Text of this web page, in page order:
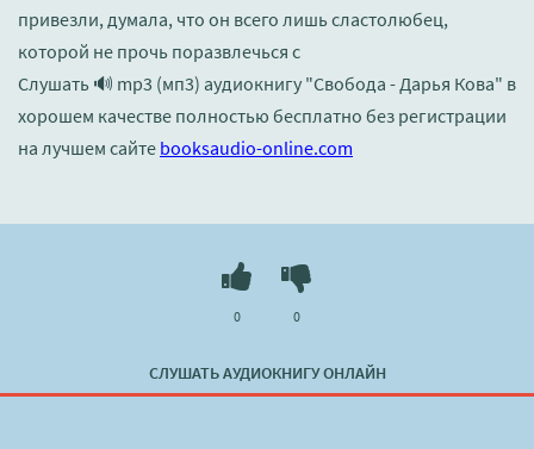
привезли, думала, что он всего лишь сластолюбец,
которой не прочь поразвлечься с
Слушать 🔊 mp3 (мп3) аудиокнигу "Свобода - Дарья Кова" в
хорошем качестве полностью бесплатно без регистрации
на лучшем сайте booksaudio-online.com
СЛУШАТЬ АУДИОКНИГУ ОНЛАЙН
0 0